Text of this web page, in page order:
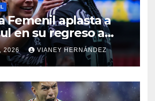
Femenil aplasta a
en su regreso a
2026 VIANEY HERNÁNDEZ